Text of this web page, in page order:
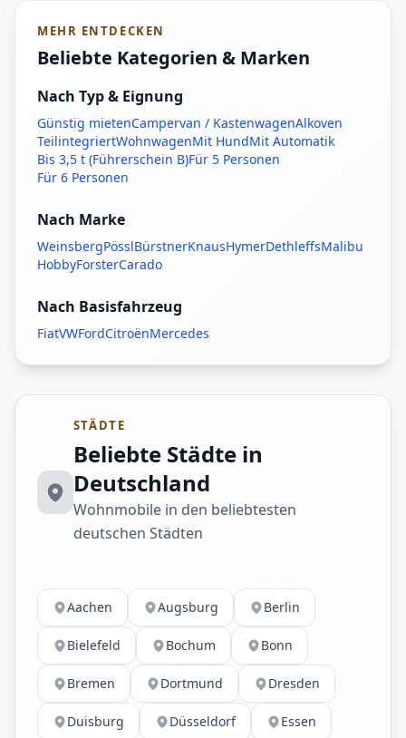
MEHR ENTDECKEN
Beliebte Kategorien & Marken
Nach Typ & Eignung
Günstig mietenCampervan / KastenwagenAlkoven
TeilintegriertWohnwagenMit HundMit Automatik
Bis 3,5 t (Führerschein B)Für 5 Personen
Für 6 Personen
Nach Marke
WeinsbergPösslBürstnerKnausHymerDethleffsMalibu
HobbyForsterCarado
Nach Basisfahrzeug
FiatVWFordCitroënMercedes
STÄDTE
Beliebte Städte in
Deutschland
Wohnmobile in den beliebtesten
deutschen Städten
Aachen Augsburg Berlin
Bielefeld Bochum Bonn
Bremen Dortmund Dresden
Duisburg Düsseldorf Essen